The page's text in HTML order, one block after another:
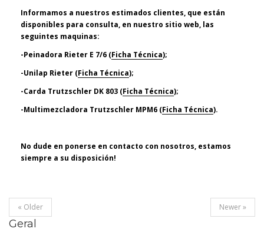
Informamos a nuestros estimados clientes, que están
disponibles para consulta, en nuestro sitio web, las
seguintes maquinas:
-Peinadora Rieter E 7/6 (Ficha Técnica);
-Unilap Rieter (Ficha Técnica);
-Carda Trutzschler DK 803 (Ficha Técnica);
-Multimezcladora Trutzschler MPM6 (Ficha Técnica).
No dude en ponerse en contacto con nosotros, estamos
siempre a su disposición!
« Older Newer »
Geral